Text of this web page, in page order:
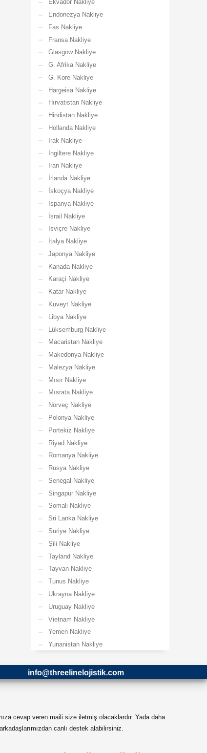
Ekvador Nakliye
Endonezya Nakliye
Fas Nakliye
Fransa Nakliye
Glasgow Nakliye
G. Afrika Nakliye
G. Kore Nakliye
Hargeisa Nakliye
Hırvatistan Nakliye
Hindistan Nakliye
Hollanda Nakliye
Irak Nakliye
İngiltere Nakliye
İran Nakliye
İrlanda Nakliye
İskoçya Nakliye
İspanya Nakliye
İsrail Nakliye
İsviçre Nakliye
İtalya Nakliye
Japonya Nakliye
Kanada Nakliye
Karaçi Nakliye
Katar Nakliye
Kuveyt Nakliye
Libya Nakliye
Lüksemburg Nakliye
Macaristan Nakliye
Makedonya Nakliye
Malezya Nakliye
Mısır Nakliye
Mısrata Nakliye
Norveç Nakliye
Polonya Nakliye
Portekiz Nakliye
Riyad Nakliye
Romanya Nakliye
Rusya Nakliye
Senegal Nakliye
Singapur Nakliye
Somali Nakliye
Sri Lanka Nakliye
Suriye Nakliye
Şili Nakliye
Tayland Nakliye
Tayvan Nakliye
Tunus Nakliye
Ukrayna Nakliye
Uruguay Nakliye
Vietnam Nakliye
Yemen Nakliye
Yunanistan Nakliye
info@threelinelojistik.com
cevap veren maili size iletmiş olacaklardır. Yada daha
canlı destek alabilirsiniz.